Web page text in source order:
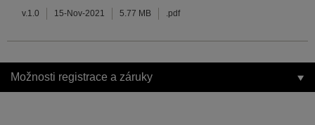
v.1.0 15-Nov-2021 5.77 MB .pdf
Možnosti registrace a záruky